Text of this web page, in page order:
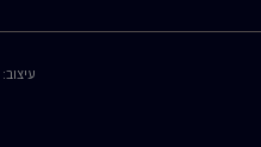
:עיצוב